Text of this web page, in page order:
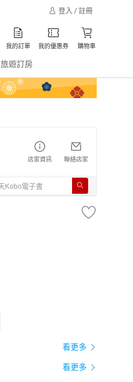
登入 / 註冊
我的訂單 我的優惠券 購物車
旅遊訂房
店家資訊 聯絡店家
看更多
看更多